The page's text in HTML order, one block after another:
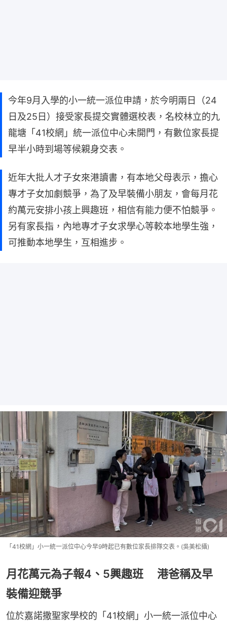
今年9月入學的小一統一派位申請，於今明兩日（24
日及25日）接受家長提交實體選校表，名校林立的九
龍塘「41校網」統一派位中心未開門，有數位家長提
早半小時到場等候親身交表。
近年大批人才子女來港讀書，有本地父母表示，擔心
專才子女加劇競爭，為了及早裝備小朋友，會每月花
約萬元安排小孩上興趣班，相信有能力便不怕競爭。
另有家長指，內地專才子女求學心等較本地學生強，
可推動本地學生，互相進步。
「41校網」小一統一派位中心今早9時起已有數位家長排隊交表。(吳美松攝)
月花萬元為子報4、5興趣班 港爸稱及早
裝備迎競爭
位於嘉諾撒聖家學校的「41校網」小一統一派位中心